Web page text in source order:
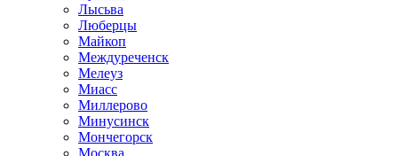
Лысьва
Люберцы
Майкоп
Междуреченск
Мелеуз
Миасс
Миллерово
Минусинск
Мончегорск
Москва